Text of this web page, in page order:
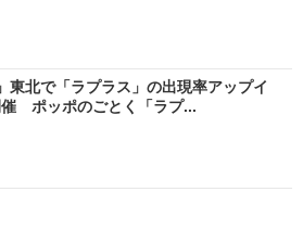
東北で「ラプラス」の出現率アップイ
ポッポのごとく「ラプ...